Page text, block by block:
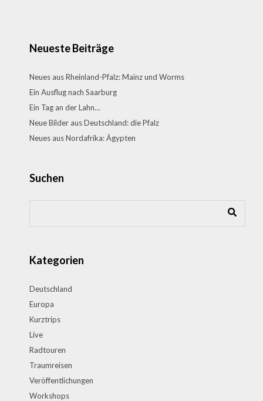
Neueste Beiträge
Neues aus Rheinland-Pfalz: Mainz und Worms
Ein Ausflug nach Saarburg
Ein Tag an der Lahn…
Neue Bilder aus Deutschland: die Pfalz
Neues aus Nordafrika: Ägypten
Suchen
Kategorien
Deutschland
Europa
Kurztrips
Live
Radtouren
Traumreisen
Veröffentlichungen
Workshops